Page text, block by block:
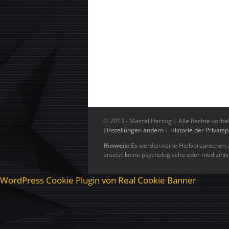
© 2013 - Marcel Herzog | Alle Rechte
Einstellungen ändern | Historie der
Hinweis: Es werden keine
ersetzt keine psychologische oder
WordPress Cookie Plugin von Real Cookie Banner